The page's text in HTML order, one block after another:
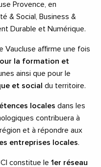
Provence, en
& Social, Business &
Durable et Numérique.
Vaucluse affirme une fois
la formation et
ainsi que pour le
et social du territoire.
locales dans les
contribuera à
et à répondre aux
entreprises locales.
constitue le 1er réseau